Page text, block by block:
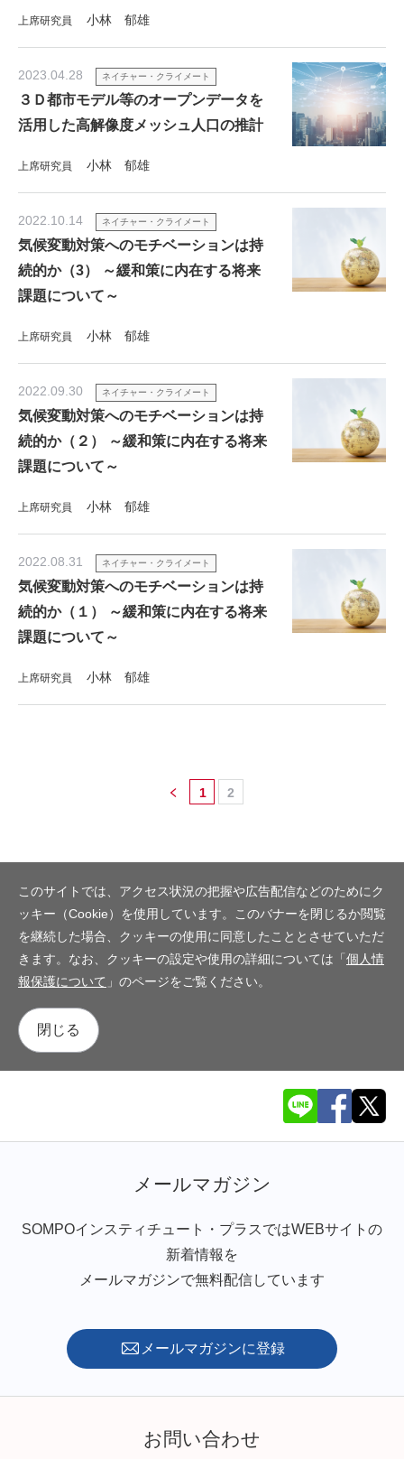
上席研究員 小林 郁雄
2023.04.28 ネイチャー・クライメート
３Ｄ都市モデル等のオープンデータを
活用した高解像度メッシュ人口の推計
上席研究員 小林 郁雄
2022.10.14 ネイチャー・クライメート
気候変動対策へのモチベーションは持
続的か（3） ～緩和策に内在する将来
課題について～
上席研究員 小林 郁雄
2022.09.30 ネイチャー・クライメート
気候変動対策へのモチベーションは持
続的か（２） ～緩和策に内在する将来
課題について～
上席研究員 小林 郁雄
2022.08.31 ネイチャー・クライメート
気候変動対策へのモチベーションは持
続的か（１） ～緩和策に内在する将来
課題について～
上席研究員 小林 郁雄
1 2
このサイトでは、アクセス状況の把握や広告配信などのためにク
ッキー（Cookie）を使用しています。このバナーを閉じるか閲覧
を継続した場合、クッキーの使用に同意したこととさせていただ
きます。なお、クッキーの設定や使用の詳細については「個人情
報保護について 」のページをご覧ください。
閉じる
メールマガジン
SOMPOインスティチュート・プラスではWEBサイトの
新着情報を
メールマガジンで無料配信しています
メールマガジンに登録
お問い合わせ